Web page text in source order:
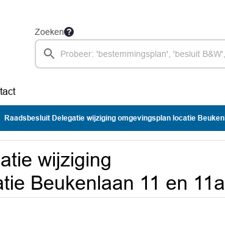
Zoeken
Raadsbesluit Delegatie wijziging omgevingsplan locatie Beukenlaan 11 en 11a
wijziging
Beukenlaan 11 en 11a